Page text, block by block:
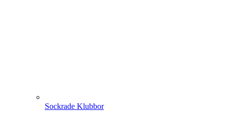
Sockrade Klubbor